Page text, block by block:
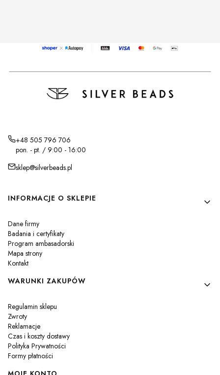
+48 505 796 706
pon. - pt. / 9:00 - 16:00
sklep@silverbeads.pl
Linki w stopce
INFORMACJE O SKLEPIE
Dane firmy
Badania i certyfikaty
Program ambasadorski
Mapa strony
Kontakt
WARUNKI ZAKUPÓW
Regulamin sklepu
Zwroty
Reklamacje
Czas i koszty dostawy
Polityka Prywatności
Formy płatności